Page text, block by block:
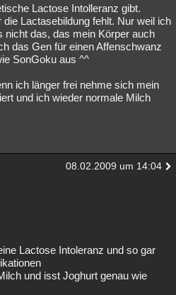
Lactose Intolleranz gibt.
Lactasebildung fehlt. Nur weil ich
nicht das, das mein Körper auch
das Gen für einen Affenschwanz
SonGoku aus ^^
ich länger frei nehme sich mein
und ich wieder normale Milch
08.02.2009 um 14:04
Lactose Intoleranz und so gar
und isst Joghurt genau wie